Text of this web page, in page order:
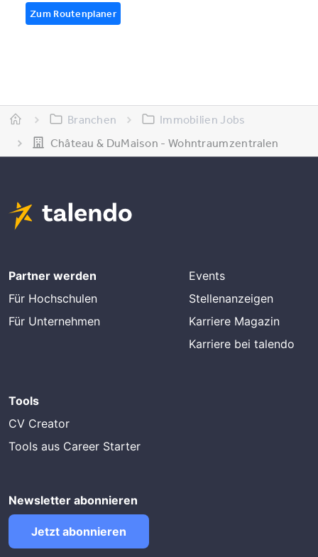
Zum Routenplaner
Branchen
Immobilien Jobs
Château & DuMaison - Wohntraumzentralen
Partner werden
Für Hochschulen
Für Unternehmen
Events
Stellenanzeigen
Karriere Magazin
Karriere bei talendo
Tools
CV Creator
Tools aus Career Starter
Newsletter abonnieren
Jetzt abonnieren